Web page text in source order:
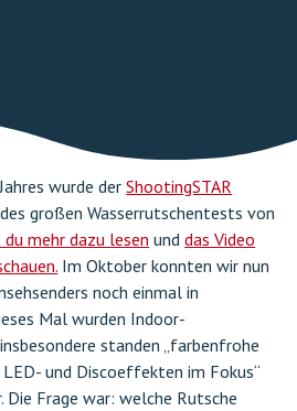
wurde derShootingSTAR
großen Wasserrutschentests von
mehr dazu lesen unddas Video
Im Oktober konnten wir nun
noch einmal in
Mal wurden Indoor-
standen „farbenfrohe
und Discoeffekten im Fokus“
Die Frage war: welche Rutsche